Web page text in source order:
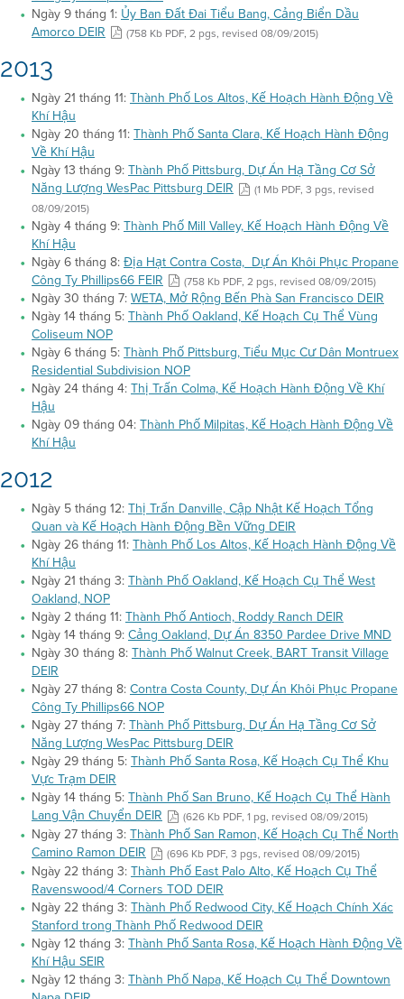
Ngày 9 tháng 1: Ủy Ban Đất Đai Tiểu Bang, Cảng Biển Dầu
Amorco DEIR
(758 Kb PDF, 2 pgs, revised 08/09/2015)
2013
Ngày 21 tháng 11:Thành Phố Los Altos, Kế Hoạch Hành Động Về
Khí Hậu
Ngày 20 tháng 11:Thành Phố Santa Clara, Kế Hoạch Hành Động
Về Khí Hậu
Ngày 13 tháng 9:Thành Phố Pittsburg, Dự Án Hạ Tầng Cơ Sở
Năng Lượng WesPac Pittsburg DEIR
(1 Mb PDF, 3 pgs, revised
08/09/2015)
Ngày 4 tháng 9:Thành Phố Mill Valley, Kế Hoạch Hành Động Về
Khí Hậu
Ngày 6 tháng 8:Địa Hạt Contra Costa, Dự Án Khôi Phục Propane
Công Ty Phillips66 FEIR
(758 Kb PDF, 2 pgs, revised 08/09/2015)
Ngày 30 tháng 7:WETA, Mở Rộng Bến Phà San Francisco DEIR
Ngày 14 tháng 5:Thành Phố Oakland, Kế Hoạch Cụ Thể Vùng
Coliseum NOP
Ngày 6 tháng 5:Thành Phố Pittsburg, Tiểu Mục Cư Dân Montruex
Residential Subdivision NOP
Ngày 24 tháng 4:Thị Trấn Colma, Kế Hoạch Hành Động Về Khí
Hậu
Ngày 09 tháng 04:Thành Phố Milpitas, Kế Hoạch Hành Động Về
Khí Hậu
2012
Ngày 5 tháng 12:Thị Trấn Danville, Cập Nhật Kế Hoạch Tổng
Quan và Kế Hoạch Hành Động Bền Vững DEIR
Ngày 26 tháng 11:Thành Phố Los Altos, Kế Hoạch Hành Động Về
Khí Hậu
Ngày 21 tháng 3:Thành Phố Oakland, Kế Hoạch Cụ Thể West
Oakland, NOP
Ngày 2 tháng 11:Thành Phố Antioch, Roddy Ranch DEIR
Ngày 14 tháng 9:Cảng Oakland, Dự Án 8350 Pardee Drive MND
Ngày 30 tháng 8:Thành Phố Walnut Creek, BART Transit Village
DEIR
Ngày 27 tháng 8:Contra Costa County, Dự Án Khôi Phục Propane
Công Ty Phillips66 NOP
Ngày 27 tháng 7:Thành Phố Pittsburg, Dự Án Hạ Tầng Cơ Sở
Năng Lượng WesPac Pittsburg DEIR
Ngày 29 tháng 5:Thành Phố Santa Rosa, Kế Hoạch Cụ Thể Khu
Vực Trạm DEIR
Ngày 14 tháng 5:Thành Phố San Bruno, Kế Hoạch Cụ Thể Hành
Lang Vận Chuyển DEIR
(626 Kb PDF, 1 pg, revised 08/09/2015)
Ngày 27 tháng 3:Thành Phố San Ramon, Kế Hoạch Cụ Thể North
Camino Ramon DEIR
(696 Kb PDF, 3 pgs, revised 08/09/2015)
Ngày 22 tháng 3:Thành Phố East Palo Alto, Kế Hoạch Cụ Thể
Ravenswood/4 Corners TOD DEIR
Ngày 22 tháng 3:Thành Phố Redwood City, Kế Hoạch Chính Xác
Stanford trong Thành Phố Redwood DEIR
Ngày 12 tháng 3:Thành Phố Santa Rosa, Kế Hoạch Hành Động Về
Khí Hậu SEIR
Ngày 12 tháng 3:Thành Phố Napa, Kế Hoạch Cụ Thể Downtown